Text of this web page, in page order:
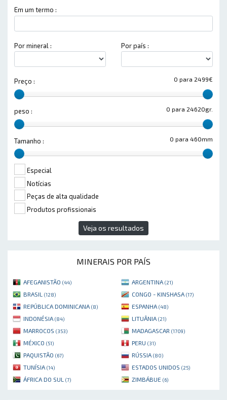
Em um termo :
Por mineral : Por país :
0 para 2499€
Preço :
0 para 24620gr.
peso :
0 para 460mm
Tamanho :
Especial
Notícias
Peças de alta qualidade
Produtos profissionais
Veja os resultados
MINERAIS POR PAÍS
AFEGANISTÃO (44) ARGENTINA (21)
BRASIL (128) CONGO - KINSHASA (17)
REPÚBLICA DOMINICANA (8) ESPANHA (48)
INDONÉSIA (84) LITUÂNIA (21)
MARROCOS (353) MADAGASCAR (1709)
MÉXICO (51) PERU (31)
PAQUISTÃO (67) RÚSSIA (80)
TUNÍSIA (14) ESTADOS UNIDOS (25)
ÁFRICA DO SUL (7) ZIMBÁBUE (6)